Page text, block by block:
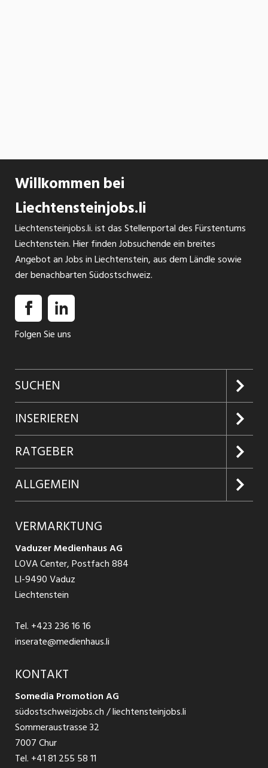
Willkommen bei
Liechtensteinjobs.li
Liechtensteinjobs.li. ist das Stellenportal des Fürstentums
Liechtenstein. Hier finden Jobsuchende ein breites
Angebot an Jobs in Liechtenstein, aus dem Ländle sowie
der benachbarten Südostschweiz.
Folgen Sie uns
SUCHEN
Jobs suchen
Jobabo
Firmen entdecken
Jobs in Graubünden
Jobs in St. Gallen
Jobs in Glarus
Jobs in der Südostschweiz
Temporär Jobs
Teilzeit Jobs
Praktikum
INSERIEREN
Kundenlogin
Inserieren
Produkte
Schnittstelle
RATGEBER
Glossar
Ratgeber Bewerbung / Rekrutierung
ALLGEMEIN
AGB
Datenschutzbestimmungen
Nutzungsbedingungen
Impressum
VERMARKTUNG
Vaduzer Medienhaus AG
LOVA Center, Postfach 884
LI-9490 Vaduz
Liechtenstein
Tel. +423 236 16 16
inserate@medienhaus.li
KONTAKT
Somedia Promotion AG
südostschweizjobs.ch / liechtensteinjobs.li
Sommeraustrasse 32
7007 Chur
Tel. +41 81 255 58 11